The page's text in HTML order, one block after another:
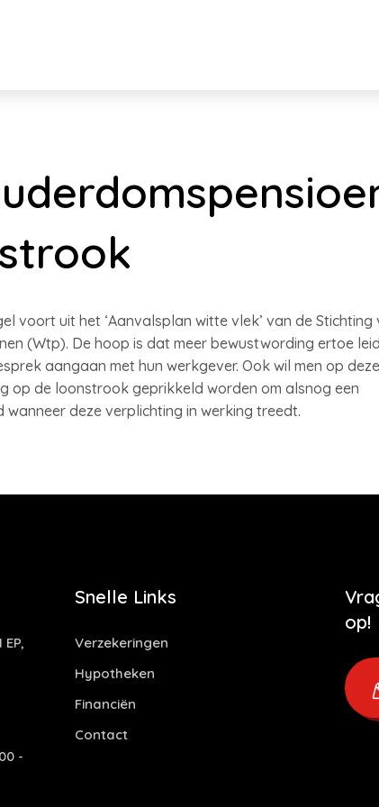
voort uit het ‘Aanvalsplan witte vlek’ van de Stichting
(Wtp). De hoop is dat meer bewustwording ertoe
aangaan met hun werkgever. Ook wil men op
op de loonstrook geprikkeld worden om alsnog een
deze verplichting in werking treedt.
-
Snelle Links
Verzekeringen
Hypotheken
Financiën
Contact
op!